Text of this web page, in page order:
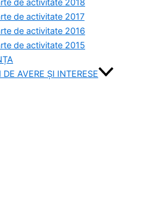
de activitate 2017
de activitate 2016
de activitate 2015
AVERE ȘI INTERESE